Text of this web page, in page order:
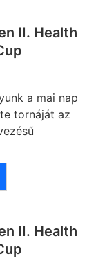
II. Health
a mai nap
tornáját az
II. Health